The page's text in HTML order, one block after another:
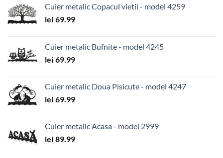
Cuier metalic Copacul vietii - model 4259
lei 69.99
Cuier metalic Bufnite - model 4245
lei 69.99
Cuier metalic Doua Pisicute - model 4247
lei 69.99
Cuier metalic Acasa - model 2999
lei 89.99